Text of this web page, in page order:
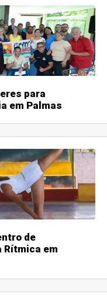
para
em Palmas
de
Rítmica em